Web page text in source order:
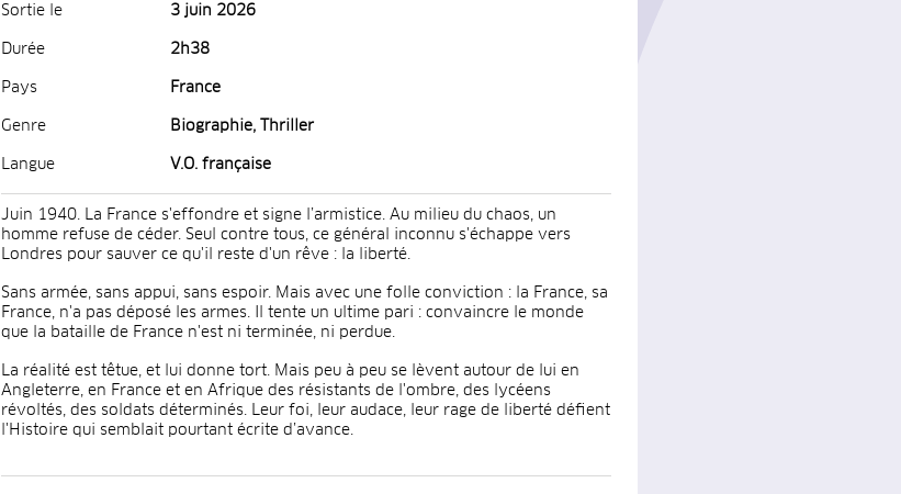
Sortie le 3 juin 2026
Durée 2h38
Pays France
Genre Biographie, Thriller
Langue V.O. française
Juin 1940. La France s'effondre et signe l’armistice. Au milieu du chaos, un
homme refuse de céder. Seul contre tous, ce général inconnu s'échappe vers
Londres pour sauver ce qu'il reste d'un rêve : la liberté.
Sans armée, sans appui, sans espoir. Mais avec une folle conviction : la France, sa
France, n'a pas déposé les armes. Il tente un ultime pari : convaincre le monde
que la bataille de France n'est ni terminée, ni perdue.
La réalité est têtue, et lui donne tort. Mais peu à peu se lèvent autour de lui en
Angleterre, en France et en Afrique des résistants de l'ombre, des lycéens
révoltés, des soldats déterminés. Leur foi, leur audace, leur rage de liberté défient
l'Histoire qui semblait pourtant écrite d’avance.